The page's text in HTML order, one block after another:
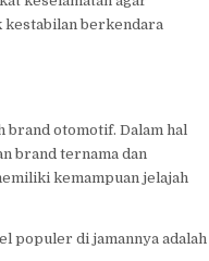
kestabilan berkendara
brand otomotif. Dalam hal
brand ternama dan
kemampuan jelajah
populer di jamannya adalah